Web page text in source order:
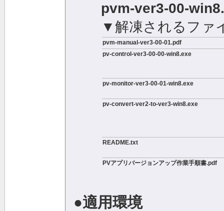
pvm-ver3-00-
▼解凍されるファ
pvm-manual-ver3-00-01.pdf
pv-control-ver3-00-00-win8.exe
pv-monitor-ver3-00-01-win8.exe
pv-convert-ver2-to-ver3-win8.exe
README.txt
PVアプリバージョンアップ作業手順書.pdf
●適用環境